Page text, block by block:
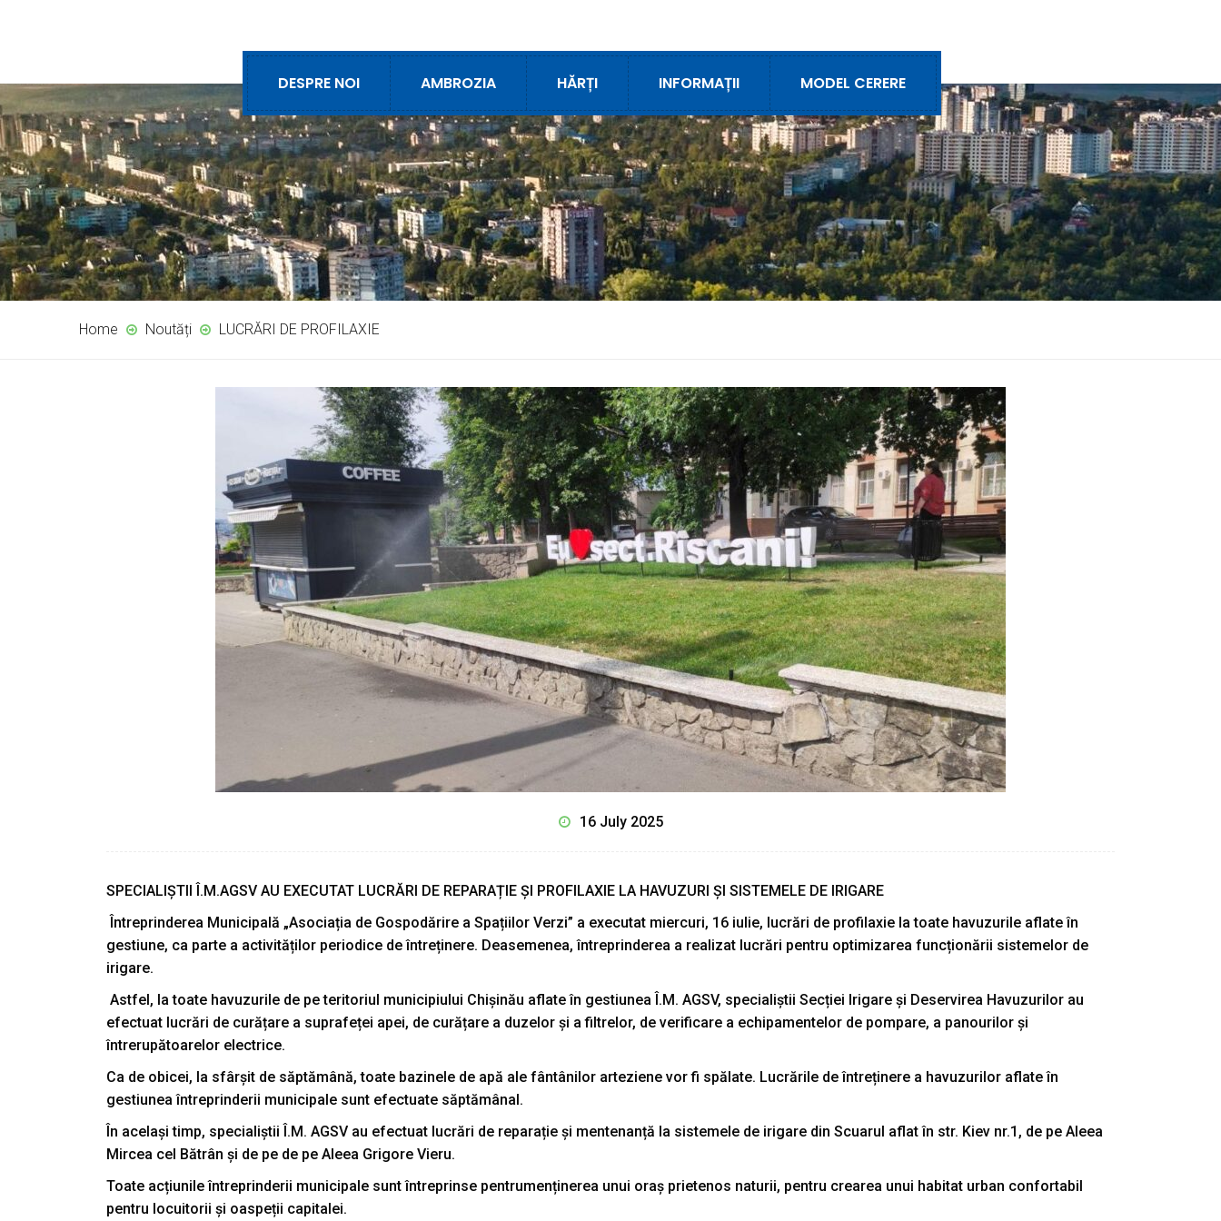
DESPRE NOI AMBROZIA HĂRȚI INFORMAȚII MODEL CERERE
Home Noutăți LUCRĂRI DE PROFILAXIE
16 July 2025
SPECIALIȘTII Î.M.AGSV AU EXECUTAT LUCRĂRI DE REPARAȚIE ȘI PROFILAXIE LA HAVUZURI ȘI SISTEMELE DE IRIGARE
Întreprinderea Municipală „Asociația de Gospodărire a Spațiilor Verzi” a executat miercuri, 16 iulie, lucrări de profilaxie la toate havuzurile aflate în
gestiune, ca parte a activităților periodice de întreținere. Deasemenea, întreprinderea a realizat lucrări pentru optimizarea funcționării sistemelor de
irigare.
Astfel, la toate havuzurile de pe teritoriul municipiului Chișinău aflate în gestiunea Î.M. AGSV, specialiștii Secției Irigare și Deservirea Havuzurilor au
efectuat lucrări de curățare a suprafeței apei, de curățare a duzelor și a filtrelor, de verificare a echipamentelor de pompare, a panourilor și
întrerupătoarelor electrice.
Ca de obicei, la sfârșit de săptămână, toate bazinele de apă ale fântânilor arteziene vor fi spălate. Lucrările de întreținere a havuzurilor aflate în
gestiunea întreprinderii municipale sunt efectuate săptămânal.
În același timp, specialiștii Î.M. AGSV au efectuat lucrări de reparație și mentenanță la sistemele de irigare din Scuarul aflat în str. Kiev nr.1, de pe Aleea
Mircea cel Bătrân și de pe de pe Aleea Grigore Vieru.
Toate acțiunile întreprinderii municipale sunt întreprinse pentrumenținerea unui oraș prietenos naturii, pentru crearea unui habitat urban confortabil
pentru locuitorii și oaspeții capitalei.